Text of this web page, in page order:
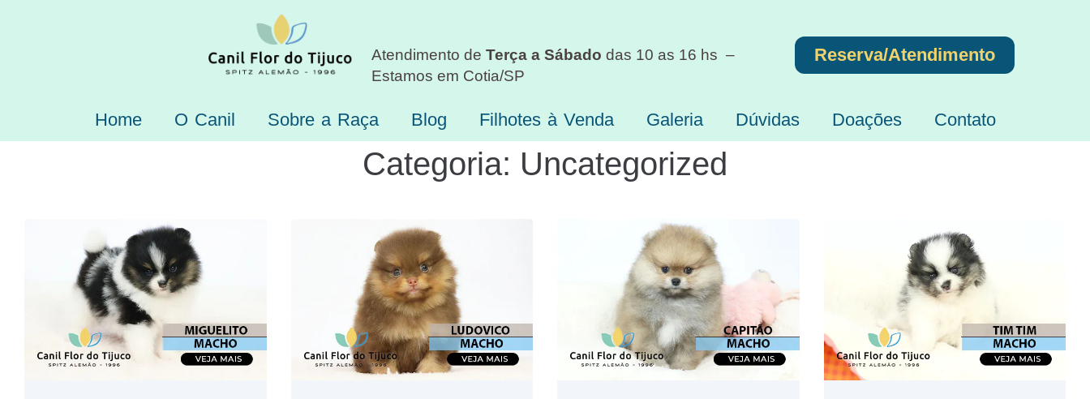
Atendimento de Terça a Sábado das 10 as 16 hs –
Estamos em Cotia/SP
Reserva/Atendimento
Home O Canil Sobre a Raça Blog Filhotes à Venda Galeria Dúvidas Doações Contato
Categoria: Uncategorized